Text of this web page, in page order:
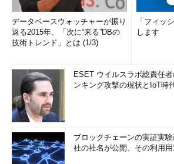
データベースウォッチャーが振り
返る2015年、「次に“来る”DBの
技術トレンド」とは (1/3)
「フィッ
します
ESET ウイルスラボ総責任
ンキング攻撃の現状とIoT時
ブロックチェーンの実証実
社の社名が公開、その利用